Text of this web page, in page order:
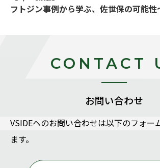
フトジン事例から学ぶ、佐世保の可能性
CONTACT
お問い合わせ
VSIDEヘのお問い合わせは以下のフォー
ます。